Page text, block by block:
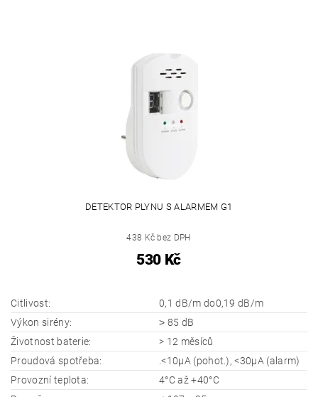
DETEKTOR PLYNU S ALARMEM G1
438 Kč bez DPH
530 Kč
Citlivost:
0,1 dB/m do0,19 dB/m
Výkon sirény:
˃ 85 dB
Životnost baterie:
> 12 měsíců
Proudová spotřeba:
.<10μA (pohot.), <30μA (alarm)
Provozní teplota:
4°C až +40°C